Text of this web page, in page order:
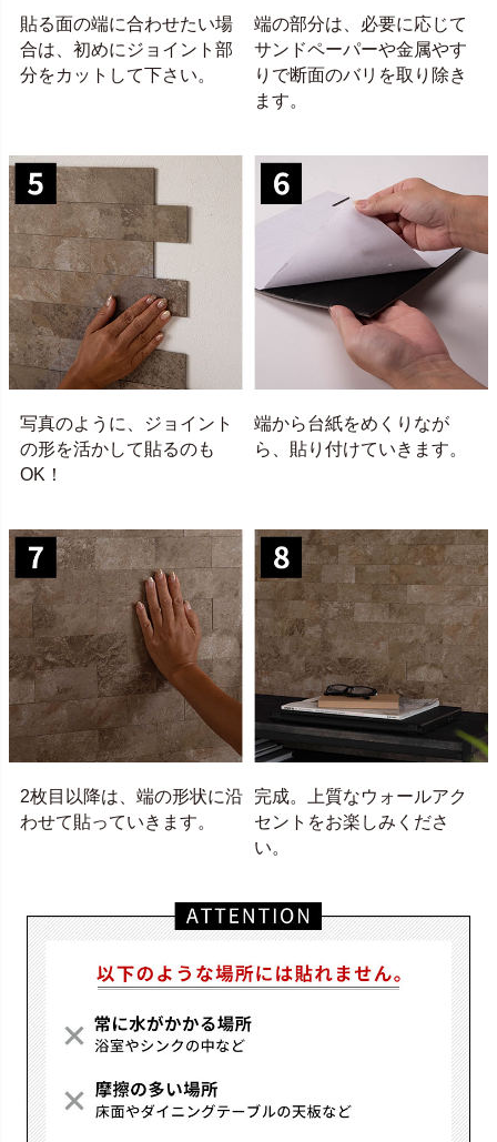
貼る面の端に合わせたい場
合は、初めにジョイント部
分をカットして下さい。
端の部分は、必要に応じて
サンドペーパーや金属やす
りで断面のバリを取り除き
ます。
写真のように、ジョイント
の形を活かして貼るのも
OK！
端から台紙をめくりなが
ら、貼り付けていきます。
2枚目以降は、端の形状に沿
わせて貼っていきます。
完成。上質なウォールアク
セントをお楽しみくださ
い。